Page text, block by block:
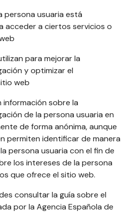
persona usuaria está
acceder a ciertos servicios o
para mejorar la
y optimizar el
web
información sobre la
de la persona usuaria en
de forma anónima, aunque
permiten identificar de manera
persona usuaria con el fin de
los intereses de la persona
que ofrece el sitio web.
consultar la guía sobre el
por la Agencia Española de